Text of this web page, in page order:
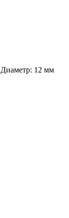
Диаметр: 12 мм